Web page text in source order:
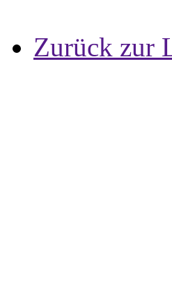
Zurück zur